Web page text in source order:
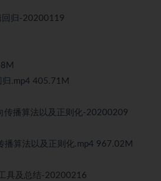
回归-20200119
归.mp4 405.71M
传播算法 以及正则化-20200209
播算法 以及正则化.mp4 967.02M
具及总结-20200216